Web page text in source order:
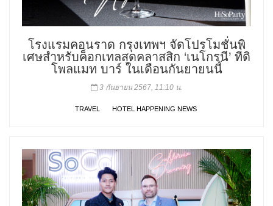
โรงแรมคอนราด กรุงเทพฯ จัดโปรโมชั่นพิ
เศษสำหรับค็อกเทลสุดคลาสสิก ‘เนโกรนี’ ที่ดิ
โพลแมท บาร์ ในเดือนกันยายนนี้
3 กันยายน 2567, 11:10 น.
TRAVEL HOTEL HAPPENING NEWS